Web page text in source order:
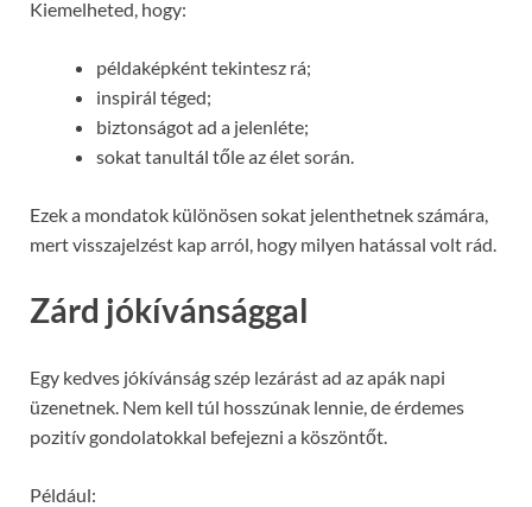
Kiemelheted, hogy:
példaképként tekintesz rá;
inspirál téged;
biztonságot ad a jelenléte;
sokat tanultál tőle az élet során.
Ezek a mondatok különösen sokat jelenthetnek számára,
mert visszajelzést kap arról, hogy milyen hatással volt rád.
Zárd jókívánsággal
Egy kedves jókívánság szép lezárást ad az apák napi
üzenetnek. Nem kell túl hosszúnak lennie, de érdemes
pozitív gondolatokkal befejezni a köszöntőt.
Például: